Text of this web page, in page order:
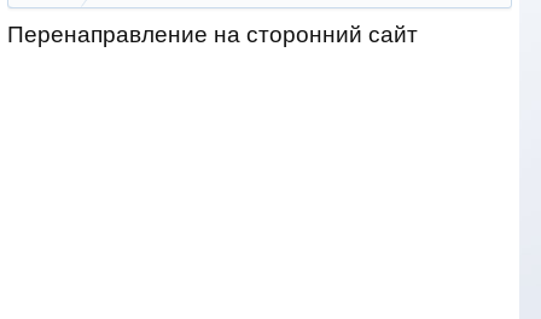
Перенаправление на сторонний сайт